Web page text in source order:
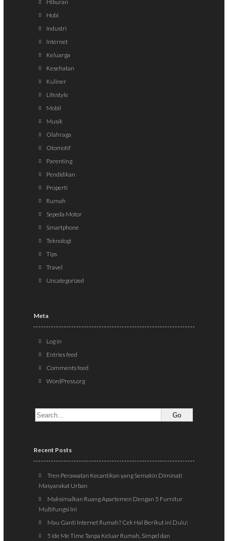
Hiburan
Hobi
Industri
Internet
Keluarga
Kesehatan
Kuliner
Lifestyle
Mobil
Musik
Olahraga
Otomotif
Parenting
Pendidikan
Properti
Rumah
Sepeda Motor
Smartphone
Teknologi
Tips
Travel
Uncategorized
Meta
Log in
Entries feed
Comments feed
WordPress.org
Recent Posts
Tren Perawatan Kecantikan yang Semakin Diminati
Masyarakat Urban
Maksimalkan Ruang Apartemen Dengan 5 Furnitur
Multifungsi Ini
Mau Ganti Internet Rumah? Cek Hal Berikut ini Dulu!
5 Ide Me Time Tanpa Keluar Rumah, Simpel dan